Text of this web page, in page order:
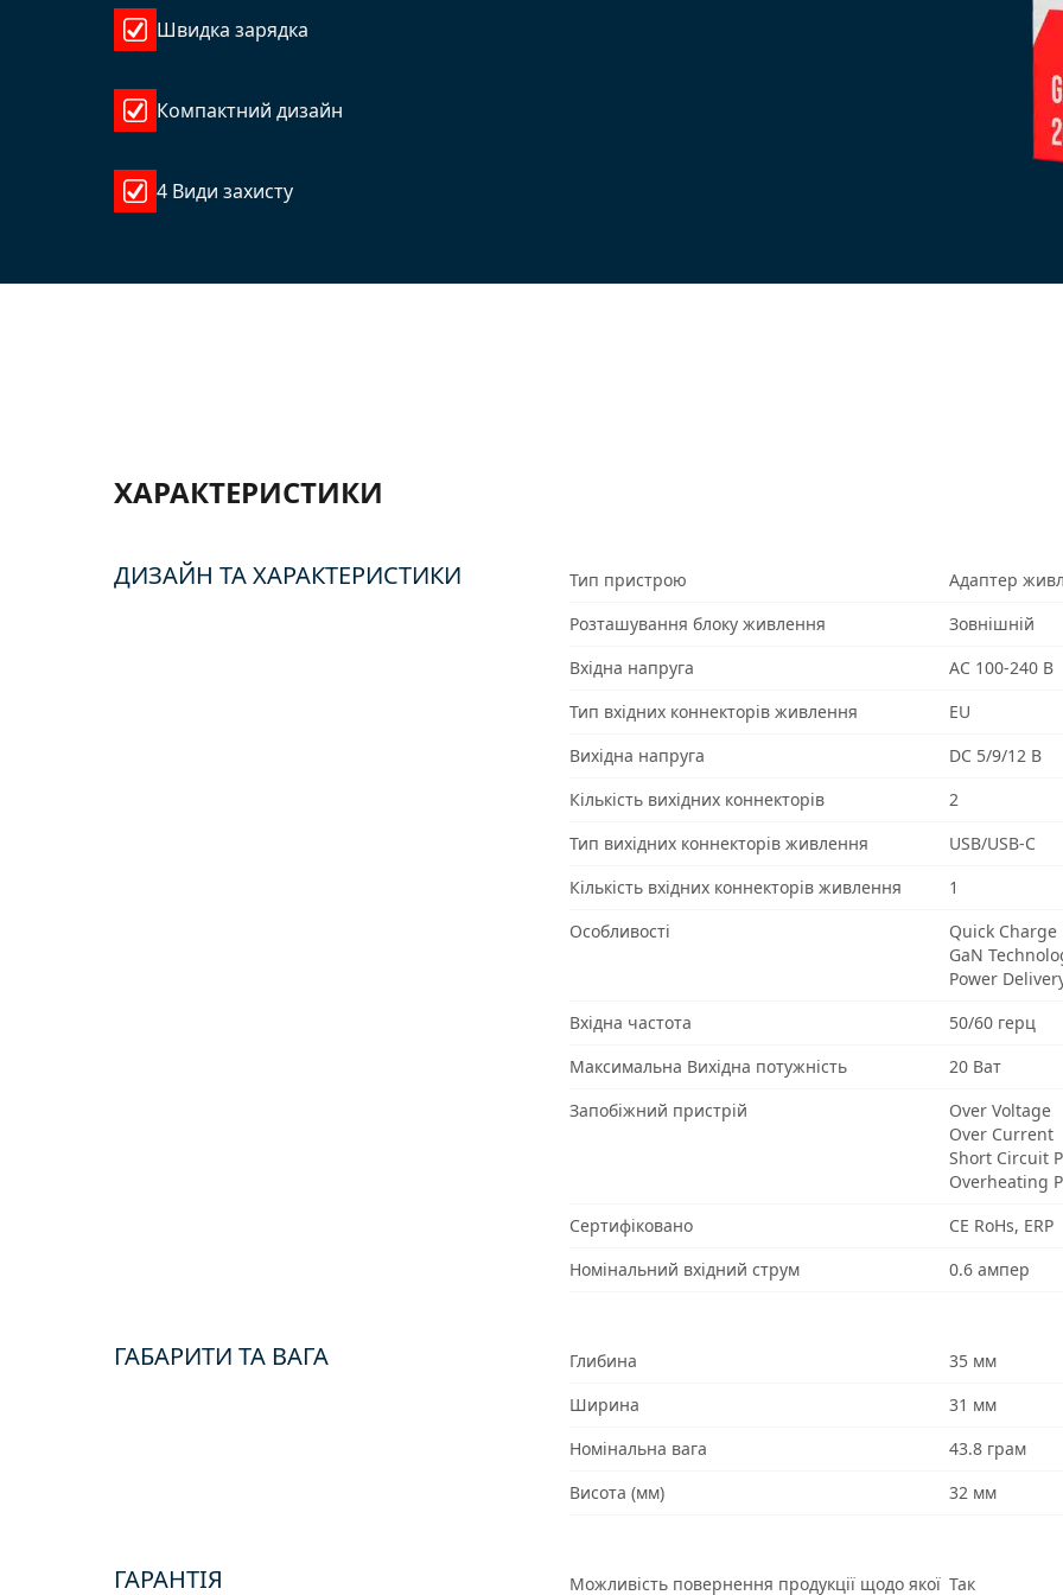
Швидка зарядка
Компактний дизайн
4 Види захисту
ХАРАКТЕРИСТИКИ
ДИЗАЙН ТА ХАРАКТЕРИСТИКИ Тип пристрою
Адаптер
Розташування блоку живлення
Зовнішній
Вхідна напруга
AC 100-240 В
Тип вхідних коннекторів живлення
EU
Вихідна напруга
DC 5/9/12 В
Кількість вихідних коннекторів
2
Тип вихідних коннекторів живлення
USB/USB-C
Кількість вхідних коннекторів живлення
1
Особливості
Quick Charge
GaN
Power
Вхідна частота
50/60 герц
Максимальна Вихідна потужність
20 Ват
Запобіжний пристрій
Over Voltage
Over Current
Short Circuit
Overheating
Сертифіковано
CE RoHs, ERP
Номінальний вхідний струм
0.6 ампер
ГАБАРИТИ ТА ВАГА Глибина
35 мм
Ширина
31 мм
Номінальна вага
43.8 грам
Висота (мм)
32 мм
ГАРАНТІЯ Можливість повернення продукції щодо якої Так